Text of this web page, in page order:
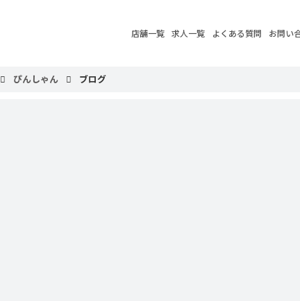
店舗一覧 求人一覧 よくある質問 お問い
ぴんしゃん ブログ